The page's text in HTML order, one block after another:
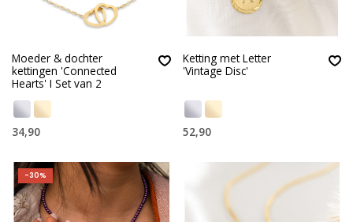
Moeder & dochter
kettingen 'Connected
Hearts' I Set van 2
34,90
Ketting met Letter
'Vintage Disc'
52,90
-30%